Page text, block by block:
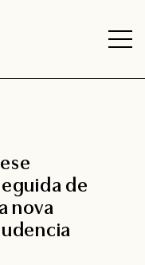
de
nova